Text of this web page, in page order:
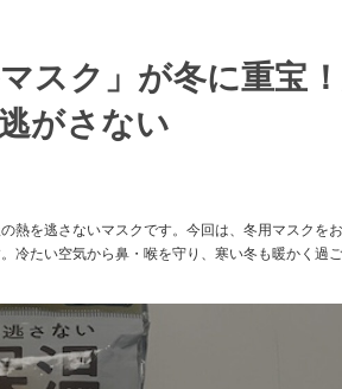
スク」が冬に重宝
がさない
熱を逃さないマスクです。今回は、冬用マスクを
たい空気から鼻・喉を守り、寒い冬も暖かく過ご